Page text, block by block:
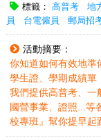
標籤： 高普考 地
員
台電僱員 郵局招
活動摘要：
你知道如何有效地準
學生證、學期成績單
我們提供高普考、一
國營事業、證照...等
校專班』幫你提早起